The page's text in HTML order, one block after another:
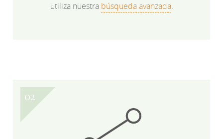
utiliza nuestra búsqueda avanzada.